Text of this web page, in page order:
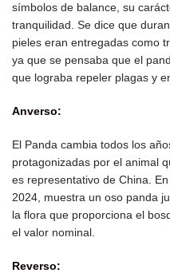
símbolos de balance, su
tranquilidad. Se dice que
pieles eran entregadas como
ya que se pensaba que el
que lograba repeler plagas y
Anverso:
El Panda cambia todos los
protagonizadas por el animal
es representativo de China.
2024, muestra un oso panda
la flora que proporciona el
el valor nominal.
Reverso: